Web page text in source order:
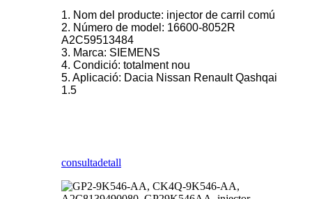
1. Nom del producte: injector de carril comú
2. Número de model: 16600-8052R
A2C59513484
3. Marca: SIEMENS
4. Condició: totalment nou
5. Aplicació: Dacia Nissan Renault Qashqai
1.5
consultadetall